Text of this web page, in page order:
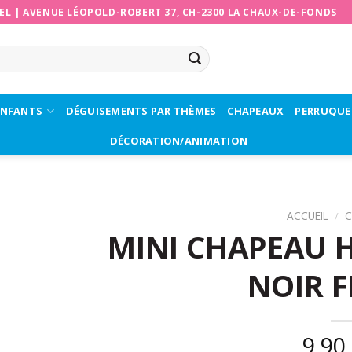
|AVENUE LÉOPOLD-ROBERT 37, CH-2300 LA CHAUX-DE-FONDS
DÉGUISEMENTS PAR THÈMES CHAPEAUX
DÉCORATION/ANIMATION
ACCUEIL /
MINI CHAPEAU
NOIR
9,90